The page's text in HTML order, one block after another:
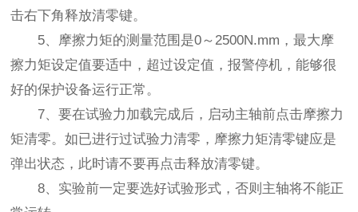
击右下角释放清零键。
5、摩擦力矩的测量范围是0～2500N.mm，最大摩
擦力矩设定值要适中，超过设定值，报警停机，能够很
好的保护设备运行正常。
7、要在试验力加载完成后，启动主轴前点击摩擦力
矩清零。如已进行过试验力清零，摩擦力矩清零键应是
弹出状态，此时请不要再点击释放清零键。
8、实验前一定要选好试验形式，否则主轴将不能正